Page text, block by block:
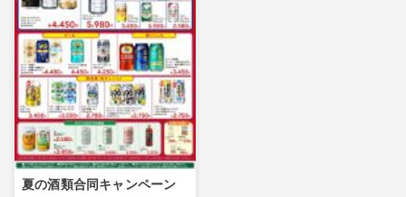
夏の酒類合同キャンペーン